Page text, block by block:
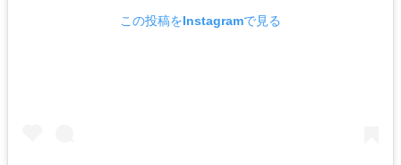
この投稿をInstagramで見る